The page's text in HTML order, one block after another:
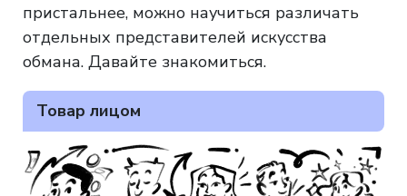
пристальнее, можно научиться различать
отдельных представителей искусства
обмана. Давайте знакомиться.
Товар лицом